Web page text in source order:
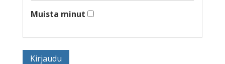
Muista minut